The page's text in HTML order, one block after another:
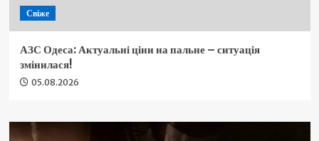
Свіже
АЗС Одеса: Актуальні ціни на пальне – ситуація
змінилася!
05.08.2026